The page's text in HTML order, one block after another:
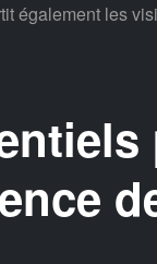
également les